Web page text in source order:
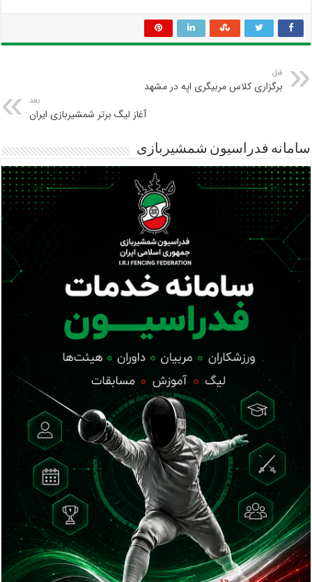
قبل
برگزاری کلاس مربیگری اپه در مشهد
بعد
آغاز لیگ برتر شمشیربازی ایران
سامانه فدراسیون شمشیربازی